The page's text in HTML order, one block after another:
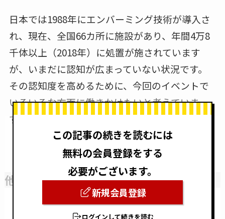
日本では1988年にエンバーミング技術が導入さ
れ、現在、全国66カ所に施設があり、年間4万8
千体以上（2018年）に処置が施されています
が、いまだに認知が広まっていない状況です。
その認知度を高めるために、今回のイベントで
いろいろな方面に働きかけたいと考えていま
す。
他社との違いや今後の予定
この記事の続きを読むには
無料の会員登録をする
必要がございます。
新規会員登録
ログインして続きを読む